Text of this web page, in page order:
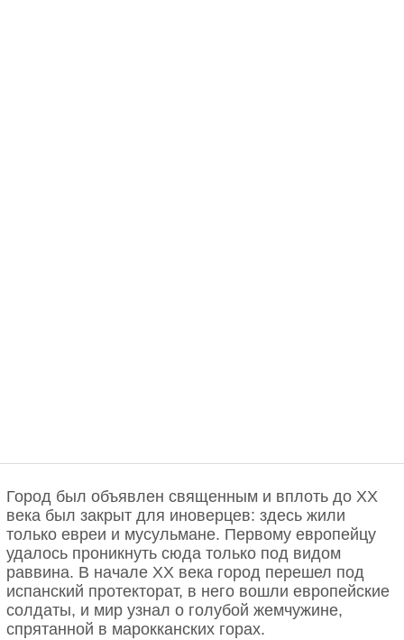
Город был объявлен священным и вплоть до ХХ
века был закрыт для иноверцев: здесь жили
только евреи и мусульмане. Первому европейцу
удалось проникнуть сюда только под видом
раввина. В начале ХХ века город перешел под
испанский протекторат, в него вошли европейские
солдаты, и мир узнал о голубой жемчужине,
спрятанной в марокканских горах.